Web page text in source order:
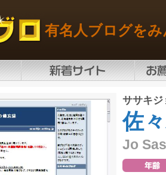
有名人ブログを
ササキジ
佐
Jo